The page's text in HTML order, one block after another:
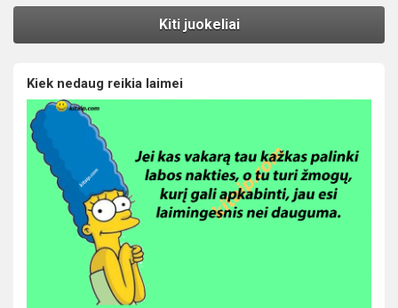
Kiti juokeliai
Kiek nedaug reikia laimei